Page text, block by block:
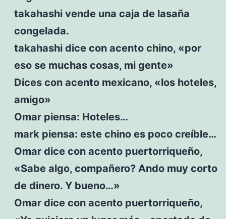
takahashi vende una caja de lasaña
congelada.
takahashi dice con acento chino, «por
eso se muchas cosas, mi gente»
Dices con acento mexicano, «los hoteles,
amigo»
Omar piensa: Hoteles…
mark piensa: este chino es poco creíble…
Omar dice con acento puertorriqueño,
«Sabe algo, compañero? Ando muy corto
de dinero. Y bueno…»
Omar dice con acento puertorriqueño,